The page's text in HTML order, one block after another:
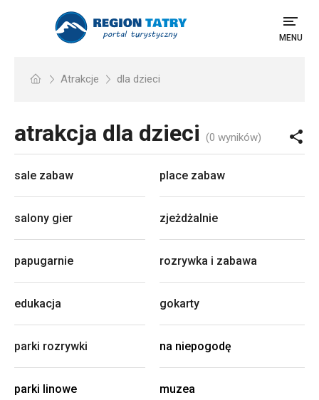
MENU
Atrakcje dla dzieci
atrakcja dla dzieci (0 wyników)
sale zabaw place zabaw
salony gier zjeżdżalnie
papugarnie rozrywka i zabawa
edukacja gokarty
parki rozrywki na niepogodę
parki linowe muzea